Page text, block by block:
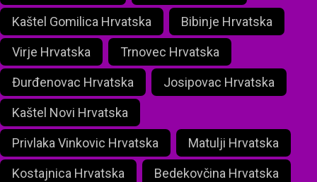
Kaštel Gomilica Hrvatska Bibinje Hrvatska
Virje Hrvatska Trnovec Hrvatska
Đurđenovac Hrvatska Josipovac Hrvatska
Kaštel Novi Hrvatska
Privlaka Vinkovic Hrvatska Matulji Hrvatska
Kostajnica Hrvatska Bedekovčina Hrvatska